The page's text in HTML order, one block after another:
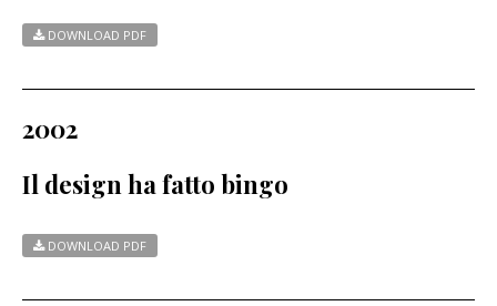
DOWNLOAD PDF
2002
Il design ha fatto bingo
DOWNLOAD PDF